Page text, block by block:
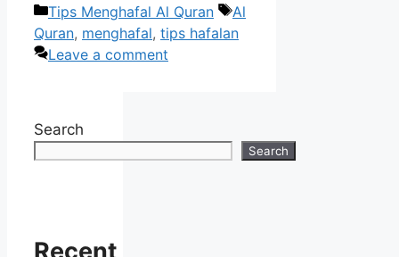
Categories
Tips Menghafal Al Quran Tags
Al
Quran, menghafal, tips hafalan
Leave a comment
Search
Search